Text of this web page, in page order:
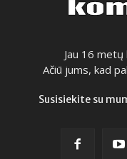
Jau 16
Ačiū jums, kad
Susisiekite su